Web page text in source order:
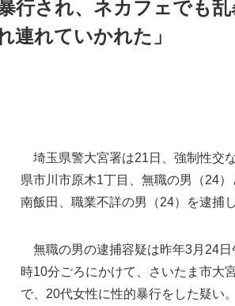
行され、ネカフェでも
連れていかれた」
埼玉県警大宮署は21日、強制性交
県市川市原木1丁目、無職の男（24
南飯田、職業不詳の男（24）を逮捕し
無職の男の逮捕容疑は昨年3月24日
時10分ごろにかけて、さいたま市大
で、20代女性に性的暴行をした疑い。